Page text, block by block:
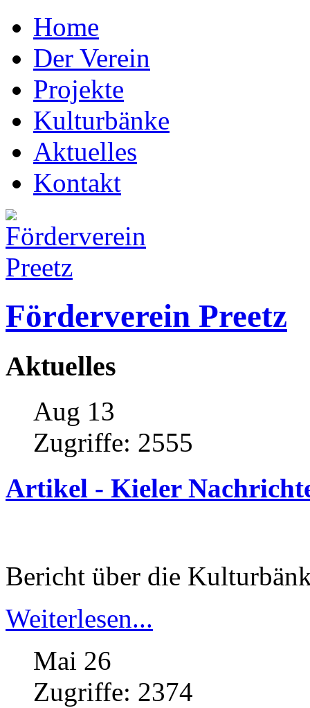
Home
Der Verein
Projekte
Kulturbänke
Aktuelles
Kontakt
Förderverein Preetz
Aktuelles
Aug 13
Zugriffe: 2555
Artikel - Kieler
Bericht über die
Weiterlesen...
Mai 26
Zugriffe: 2374